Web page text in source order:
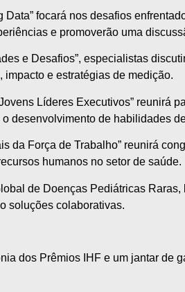
focará nos desafios
e promoverão uma
e Desafios”, especialistas
e estratégias de medição.
Líderes Executivos” reunirá
desenvolvimento de habilidades
da Força de Trabalho” reunirá
humanos no setor de saúde.
de Doenças Pediátricas Raras,
soluções colaborativas.
dos Prêmios IHF e um jantar de